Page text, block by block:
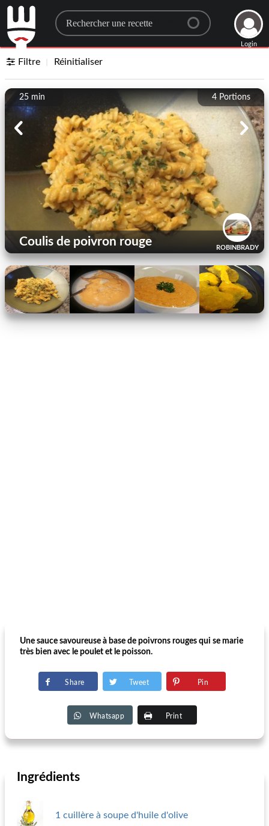
Search for a recipe
Login
Filtre Réinitialiser
4 Portions
25 min
ROBINBRADY
Coulis de poivron rouge
Une sauce savoureuse à base de poivrons rouges qui se marie
très bien avec le poulet et le poisson.
Share Tweet Pin
Whatsapp Print
Ingrédients
1 cuillère à soupe d'huile d'olive